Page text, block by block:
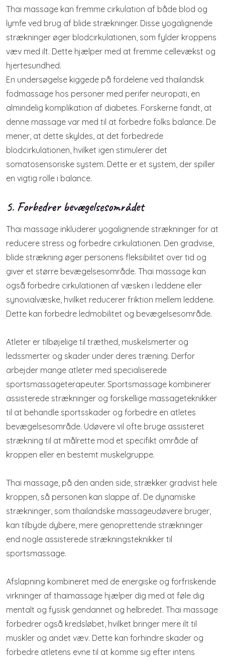
Thai massage kan fremme cirkulation af både blod og
lymfe ved brug af blide strækninger. Disse yogalignende
strækninger øger blodcirkulationen, som fylder kroppens
væv med ilt. Dette hjælper med at fremme cellevækst og
hjertesundhed.
En undersøgelse kiggede på fordelene ved thailandsk
fodmassage hos personer med perifer neuropati, en
almindelig komplikation af diabetes. Forskerne fandt, at
denne massage var med til at forbedre folks balance. De
mener, at dette skyldes, at det forbedrede
blodcirkulationen, hvilket igen stimulerer det
somatosensoriske system. Dette er et system, der spiller
en vigtig rolle i balance.
5. Forbedrer bevægelsesområdet
Thai massage inkluderer yogalignende strækninger for at
reducere stress og forbedre cirkulationen. Den gradvise,
blide strækning øger personens fleksibilitet over tid og
giver et større bevægelsesområde. Thai massage kan
også forbedre cirkulationen af ​​væsken i leddene eller
synovialvæske, hvilket reducerer friktion mellem leddene.
Dette kan forbedre ledmobilitet og bevægelsesområde.
Atleter er tilbøjelige til træthed, muskelsmerter og
ledssmerter og skader under deres træning. Derfor
arbejder mange atleter med specialiserede
sportsmassageterapeuter. Sportsmassage kombinerer
assisterede strækninger og forskellige massageteknikker
til at behandle sportsskader og forbedre en atletes
bevægelsesområde. Udøvere vil ofte bruge assisteret
strækning til at målrette mod et specifikt område af
kroppen eller en bestemt muskelgruppe.
Thai massage, på den anden side, strækker gradvist hele
kroppen, så personen kan slappe af. De dynamiske
strækninger, som thailandske massageudøvere bruger,
kan tilbyde dybere, mere genoprettende strækninger
end nogle assisterede strækningsteknikker til
sportsmassage.
Afslapning kombineret med de energiske og forfriskende
virkninger af thaimassage hjælper dig med at føle dig
mentalt og fysisk gendannet og helbredet. Thai massage
forbedrer også kredsløbet, hvilket bringer mere ilt til
muskler og andet væv. Dette kan forhindre skader og
forbedre atletens evne til at komme sig efter intens